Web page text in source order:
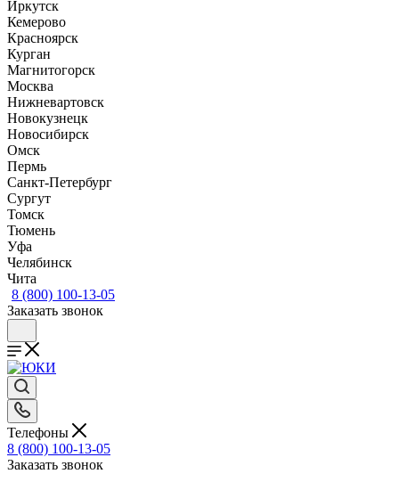
Иркутск
Кемерово
Красноярск
Курган
Магнитогорск
Москва
Нижневартовск
Новокузнецк
Новосибирск
Омск
Пермь
Санкт-Петербург
Сургут
Томск
Тюмень
Уфа
Челябинск
Чита
8 (800) 100-13-05
Заказать звонок
Телефоны
8 (800) 100-13-05
Заказать звонок